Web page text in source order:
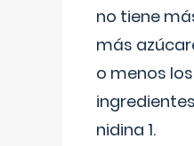
no tiene
más
o menos
nidina 1.